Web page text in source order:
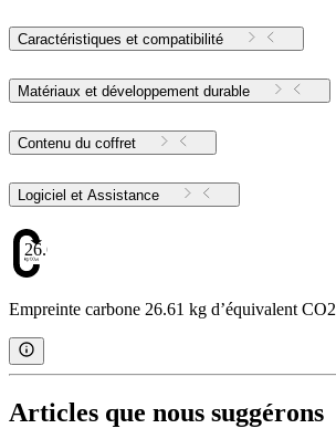
Caractéristiques et compatibilité
Matériaux et développement durable
Contenu du coffret
Logiciel et Assistance
26.61
Empreinte carbone 26.61 kg d’équivalent CO2
Articles que nous suggérons